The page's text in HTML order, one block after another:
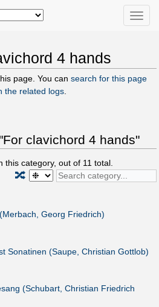
Toggle
4 hands
page. You can search for this page
the related logs
clavichord 4 hands"
this category, out of 11 total.
🔀
Georg Friedrich)
Sonatinen (Saupe, Christian Gottlob)
(Schubart, Christian Friedrich